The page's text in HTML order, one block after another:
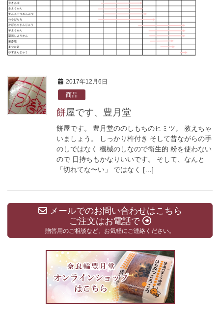
2017年12月6日
商品
餅屋です、豊月堂
餅屋です。 豊月堂ののしもちのヒミツ。 教えちゃ
いましょう。 しっかり杵付き そして昔ながらの手
のしではなく 機械のしなので衛生的 粉を使わない
ので 日持ちもかなりいいです。 そして、なんと
「切れてな〜い」 ではなく […]
メールでのお問い合わせはこちら
ご注文はお電話で
贈答用のご相談など、お気軽にご連絡ください。